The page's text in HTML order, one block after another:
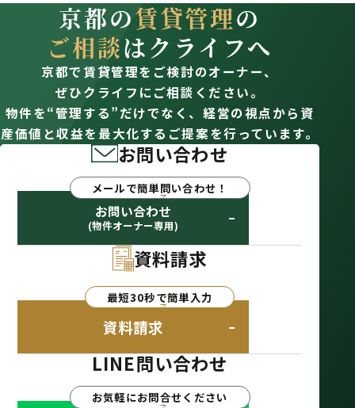
京都の賃貸管理の
ご相談はクライフへ
京都で賃貸管理をご検討のオーナー、
ぜひクライフにご相談ください。
物件を“管理する”だけでなく、経営の視点から資
産価値と収益を最大化するご提案を行っています。
お問い合わせ
メールで簡単問い合わせ！
お問い合わせ
(物件オーナー専用)
資料請求
最短30秒で簡単入力
資料請求
LINE問い合わせ
お気軽にお問合せください